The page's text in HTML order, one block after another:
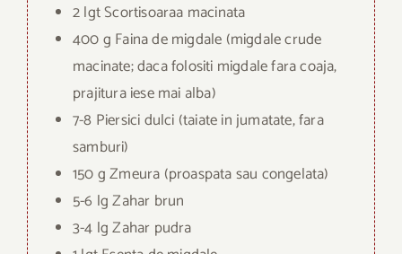
2 lgt Scortisoaraa macinata
400 g Faina de migdale (migdale crude
macinate; daca folositi migdale fara coaja,
prajitura iese mai alba)
7-8 Piersici dulci (taiate in jumatate, fara
samburi)
150 g Zmeura (proaspata sau congelata)
5-6 lg Zahar brun
3-4 lg Zahar pudra